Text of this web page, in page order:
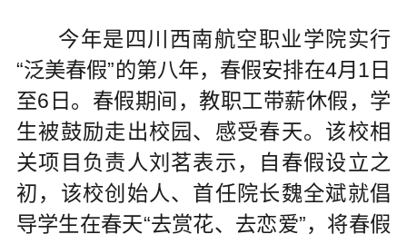
今年是四川西南航空职业学院实行
“泛美春假”的第八年，春假安排在4月1日
至6日。春假期间，教职工带薪休假，学
生被鼓励走出校园、感受春天。该校相
关项目负责人刘茗表示，自春假设立之
初，该校创始人、首任院长魏全斌就倡
导学生在春天“去赏花、去恋爱”，将春假